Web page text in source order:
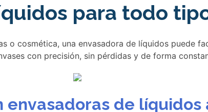
para todo
o cosmética, una envasadora de líquidos puede
con precisión, sin pérdidas y de forma
envasadoras de